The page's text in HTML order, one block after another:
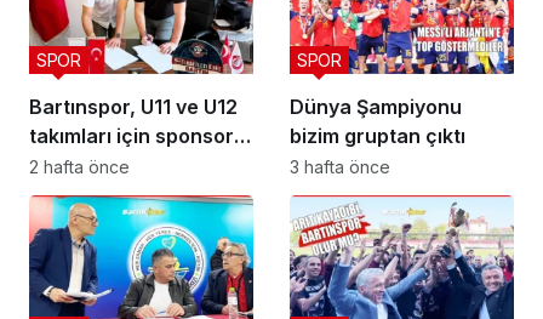
Bartınspor, U11 ve U12
takımları için sponsor
buldu
SPOR
2 hafta önce
Dünya Şampiyonu
bizim gruptan çıktı
SPOR
3 hafta önce